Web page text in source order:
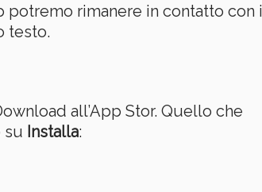
potremo rimanere in contatto con i
testo.
all’App Stor. Quello che
su Installa: